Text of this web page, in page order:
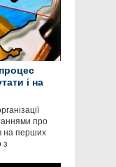
і на
про
на перших
з